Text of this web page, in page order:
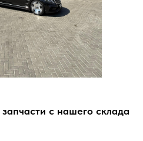
с нашего склада